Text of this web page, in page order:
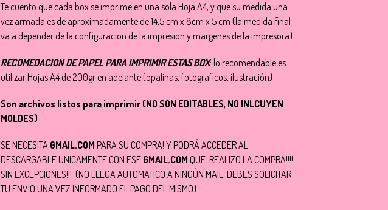
Te cuento que cada box se imprime en una sola Hoja A4, y que su medida una
vez armada es de aproximadamente de 14,5 cm x 8cm x 5 cm (la medida final
va a depender de la configuracion de la impresion y margenes de la impresora)
RECOMEDACION DE PAPEL PARA IMPRIMIR ESTAS BOX: lo recomendable es
utilizar Hojas A4 de 200gr en adelante (opalinas, fotograficos, ilustración)
Son archivos listos para imprimir (NO SON EDITABLES, NO INLCUYEN
MOLDES)
SE NECESITA GMAIL.COM PARA SU COMPRA! Y PODRÁ ACCEDER AL
DESCARGABLE UNICAMENTE CON ESE GMAIL.COM QUE REALIZO LA COMPRA!!!!
SIN EXCEPCIONES!!! (NO LLEGA AUTOMATICO A NINGÚN MAIL, DEBES SOLICITAR
TU ENVIO UNA VEZ INFORMADO EL PAGO DEL MISMO)